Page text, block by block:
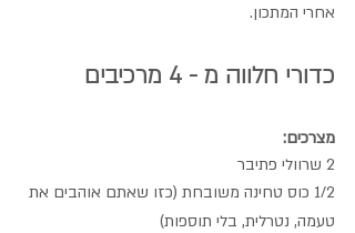
אחרי המתכון.
כדורי חלווה מ - 4 מרכיבים
מצרכים:
2 שרוולי פתיבר
1/2 כוס טחינה משובחת (כזו שאתם אוהבים את
טעמה, נטרלית, בלי תוספות)